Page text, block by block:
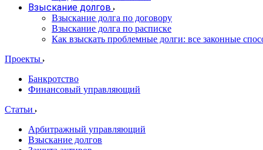
Взыскание долгов
Взыскание долга по договору
Взыскание долга по расписке
Как взыскать проблемные долги: все законные
Проекты
Банкротство
Финансовый управляющий
Статьи
Арбитражный управляющий
Взыскание долгов